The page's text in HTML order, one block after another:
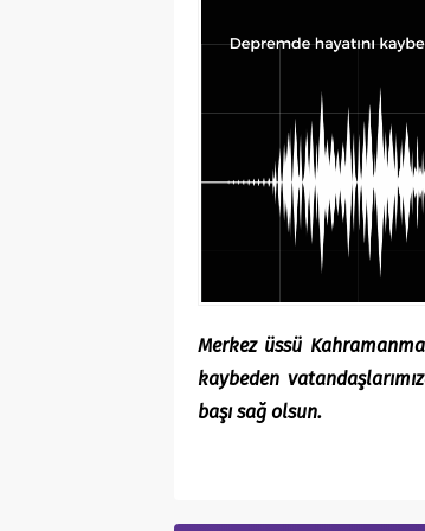
Merkez üssü
kaybeden
başı sağ olsun.